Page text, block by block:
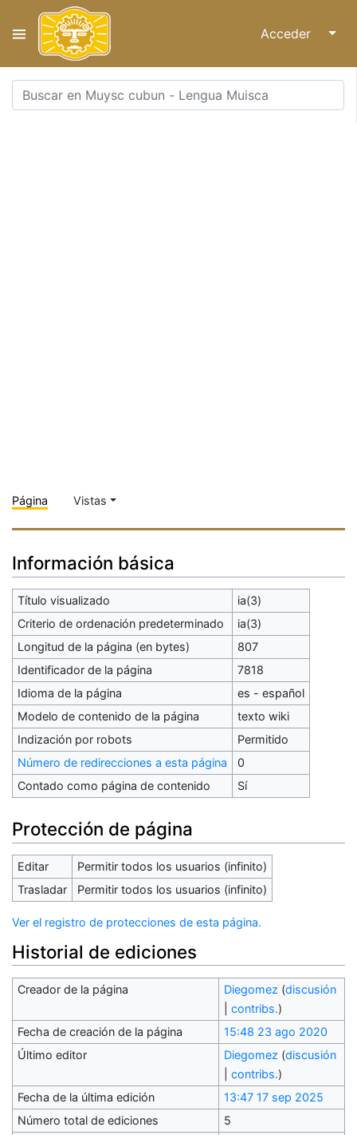
Acceder ↓
Página Vistas
Información básica
Título visualizado
ia(3)
Criterio de ordenación predeterminado
ia(3)
Longitud de la página (en bytes)
807
Identificador de la página
7818
Idioma de la página
es - español
Modelo de contenido de la página
texto wiki
Indización por robots
Permitido
Número de redirecciones a esta página
0
Contado como página de contenido
Sí
Protección de página
Editar
Permitir todos los usuarios (infinito)
Trasladar
Permitir todos los usuarios (infinito)
Ver el registro de protecciones de esta página.
Historial de ediciones
Creador de la página Diegomez (discusión
contribs.)
Fecha de creación de la página
15:48 23 ago 2020
Último editor
Diegomez (discusión
contribs.)
Fecha de la última edición
13:47 17 sep 2025
Número total de ediciones
5